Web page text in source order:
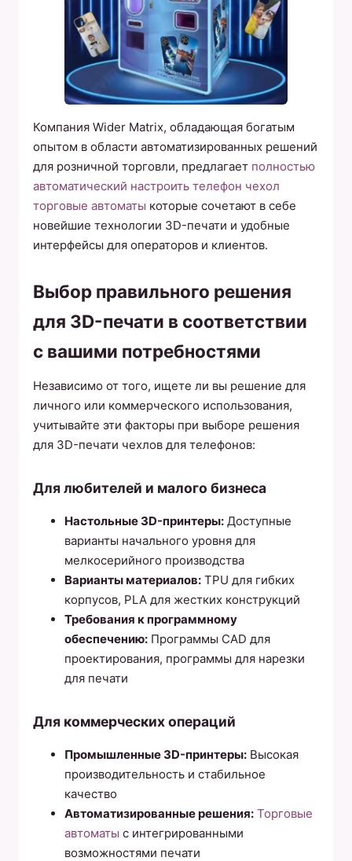
Компания Wider Matrix, обладающая богатым
опытом в области автоматизированных решений
для розничной торговли, предлагает полностью
автоматический настроить телефон чехол
торговые автоматы которые сочетают в себе
новейшие технологии 3D-печати и удобные
интерфейсы для операторов и клиентов.
Выбор правильного решения
для 3D-печати в соответствии
с вашими потребностями
Независимо от того, ищете ли вы решение для
личного или коммерческого использования,
учитывайте эти факторы при выборе решения
для 3D-печати чехлов для телефонов:
Для любителей и малого бизнеса
Настольные 3D-принтеры: Доступные
варианты начального уровня для
мелкосерийного производства
Варианты материалов: TPU для гибких
корпусов, PLA для жестких конструкций
Требования к программному
обеспечению: Программы CAD для
проектирования, программы для нарезки
для печати
Для коммерческих операций
Промышленные 3D-принтеры: Высокая
производительность и стабильное
качество
Автоматизированные решения: Торговые
автоматы с интегрированными
возможностями печати